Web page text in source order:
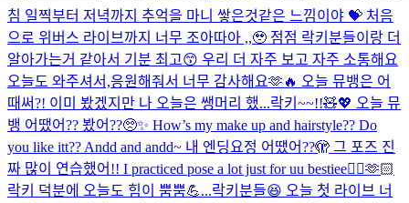
침 일찍부터 저녁까지 추억을 마니 쌓은것같은 느낌이야 💝 처음
으로 위버스 라이브까지 너무 조아따아 ,,🥹 점점 락키분들이랑 더
알아가는거 같아서 기분 최고😙 우리 더 자주 보고 자주 소통해요
오늘도 와주셔서,응원해줘서 너무 감사해요🫶🔥 오늘 뮤뱅은 어
때써?! 이미 봤겠지만 나 오늘은 쌩머리 했...락키~~!!🧸💖 오늘 뮤
뱅 어땠어?? 봤어??🥺✨ How’s my make up and hairstyle?? Do
you like itt?? Andd and andd~ 내 엔딩요정 어땠어??🫣 그 포즈 진
짜 많이 연습했어!! I practiced pose a lot just for uu bestiee🙂‍↕️🫶🏻
락키 덕분에 오늘도 힘이 뿜뿜💪...락키분들😆 오늘 첫 라이브 너